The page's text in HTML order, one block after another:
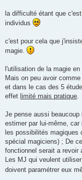
la difficulté étant que
individus
c'est pour cela que
magie.
l'utilisation de la magie
Mais on peu avoir
et dans le cas des 5
effet limité mais pratique.
Je pense aussi
estimer par lui-même,
les possibilités magiques
spécial magiciens) ; De
fonctionnel serait a revoir
Les MJ qui veulent
doivent paramétrer eux